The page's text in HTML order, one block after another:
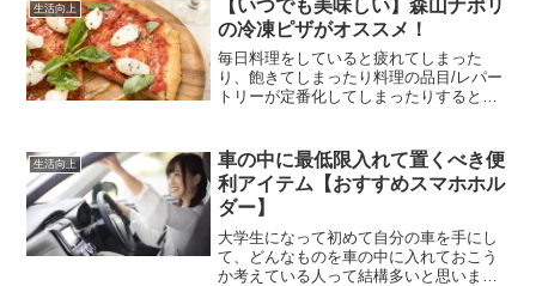
生活向上
【いつでも美味しい】森山ナポリ
の冷凍ピザがオススメ！
毎日料理をしていると疲れてしまった
り、飽きてしまったり料理の品目/レパー
トリーが定番化してしまったりすると思
ません。都市部では自粛疲れの影響で我
慢が出来ず、配慮した
生活向上
車の中に最低限入れて置くべき便
利アイテム【おすすめスマホホル
ダー】
大学生になって初めて自分の車を手にし
て、どんなものを車の中に入れておこう
か考えている人って結構多いと思いま